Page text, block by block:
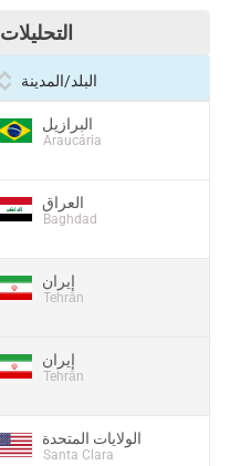
التحليلات
البلد/المدينة
البرازيل
Araucária
العراق
Baghdad
إيران
Tehrān
إيران
Tehrān
الولايات المتحدة
Santa Clara